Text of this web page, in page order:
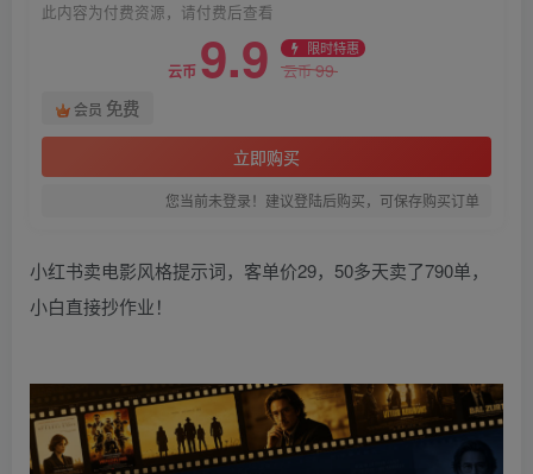
此内容为付费资源，请付费后查看
云币 9.9 限时特惠
云币99
会员 免费
立即购买
您当前未登录！建议登陆后购买，可保存购买订单
小红书卖电影风格提示词，客单价29，50多天卖了790单，
小白直接抄作业！